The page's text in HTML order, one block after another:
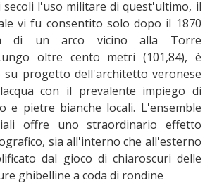
l'uso militare di quest'ultimo, il
vi fu consentito solo dopo il 1870
di un arco vicino alla Torre
oltre cento metri (101,84), è
su progetto dell'architetto veronese
con il prevalente impiego di
e pietre bianche locali. L'ensemble
offre uno straordinario effetto
sia all'interno che all'esterno
dal gioco di chiaroscuri delle
ghibelline a coda di rondine